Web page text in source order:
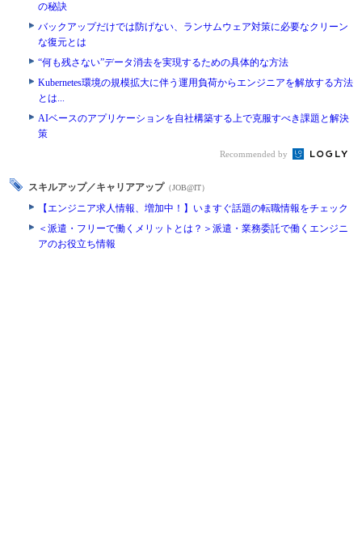
の秘訣
バックアップだけでは防げない、ランサムウェア対策に必要なクリーン
な復元とは
“何も残さない”データ消去を実現するための具体的な方法
Kubernetes環境の規模拡大に伴う運用負荷からエンジニアを解放する方法
とは...
AIベースのアプリケーションを自社構築する上で克服すべき課題と解決
策
Recommended by
スキルアップ／キャリアアップ （JOB@IT）
【エンジニア求人情報、増加中！】いますぐ話題の転職情報をチェック
＜派遣・フリーで働くメリットとは？＞派遣・業務委託で働くエンジニ
アのお役立ち情報